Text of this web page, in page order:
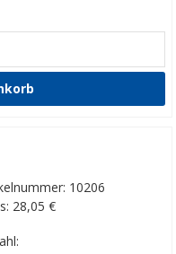
10206
28,05 €